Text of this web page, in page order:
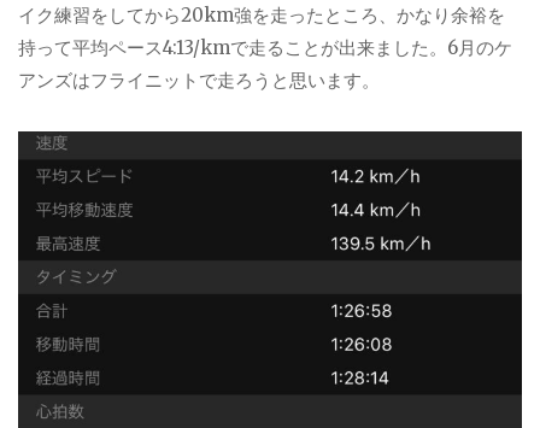
イク練習をしてから20km強を走ったところ、かなり余裕を
持って平均ペース4:13/kmで走ることが出来ました。6月のケ
アンズはフライニットで走ろうと思います。